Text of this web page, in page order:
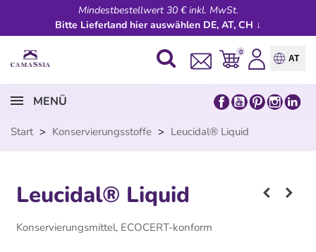
Mindestbestellwert 30 € inkl. MwSt.
Bitte Lieferland hier auswählen DE, AT, CH ↓
0
AT
MENÜ
Start > Konservierungsstoffe > Leucidal® Liquid
Leucidal® Liquid
Konservierungsmittel, ECOCERT-konform